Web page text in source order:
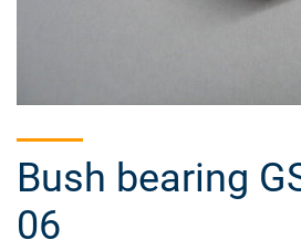
Bush bearing
06